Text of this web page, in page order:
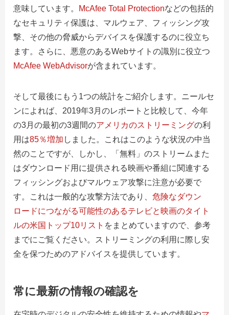
意味しています。
McAfee Total Protectionなどの包括的
なセキュリティ保護は、マルウェア、フィッシング攻
撃、その他の脅威からデバイスを保護するのに役立ち
ます。さらに、悪意のあるWebサイトの識別に役立つ
McAfee WebAdvisorが含まれています。
そして最後にもう1つの統計をご紹介します。ニールセ
ンによれば、2019年3月のレポートと比較して、今年
の3月の最初の3週間のアメリカのストリーミングの利
用 は85％増加 しました。これはこのような状況の中当
然のことですが、しかし、「無料」のストリームまた
はダウンロード用に提供される映画や番組に関連する
フィッシングおよびマルウェア攻撃に注意が必要で
す。これは一般的な攻撃方法であり、 危険なダウン
ロードにつながる可能性のあるテレビと映画のタイト
ルの米国トップ10リスト を まとめていますので、参考
までにご覧ください。ストリーミングの利用に際し安
全を保つためのアドバイスを提供しています。
常に最新の情報の確認を